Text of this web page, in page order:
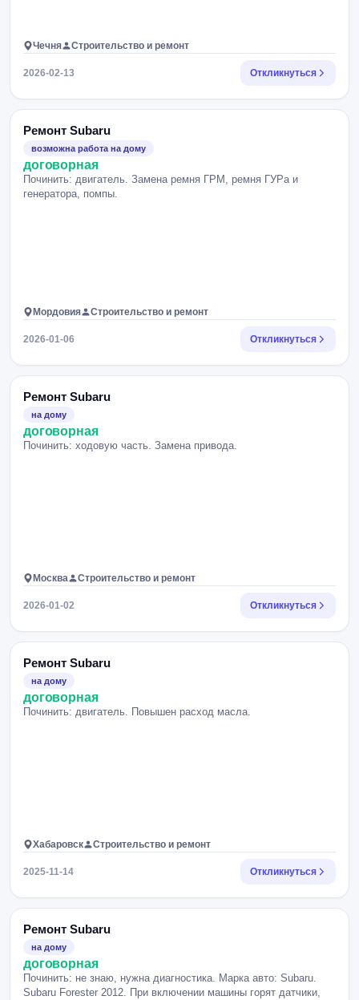
Чечня Строительство и ремонт
2026-02-13 Откликнуться
Ремонт Subaru
возможна работа на дому
договорная
Починить: двигатель. Замена ремня ГРМ, ремня ГУРа и
генератора, помпы.
Мордовия Строительство и ремонт
2026-01-06 Откликнуться
Ремонт Subaru
на дому
договорная
Починить: ходовую часть. Замена привода.
Москва Строительство и ремонт
2026-01-02 Откликнуться
Ремонт Subaru
на дому
договорная
Починить: двигатель. Повышен расход масла.
Хабаровск Строительство и ремонт
2025-11-14 Откликнуться
Ремонт Subaru
на дому
договорная
Починить: не знаю, нужна диагностика. Марка авто: Subaru.
Subaru Forester 2012. При включении машины горят датчики,